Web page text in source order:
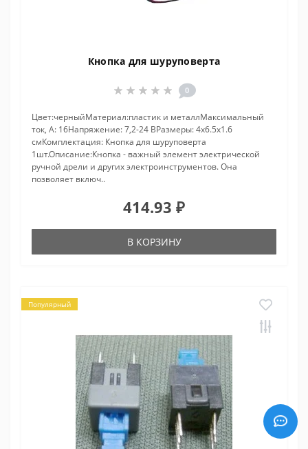
Кнопка для шуруповерта
0
Цвет:черныйМатериал:пластик и металлМаксимальный
ток, А: 16Напряжение: 7,2-24 ВРазмеры: 4x6.5x1.6
смКомплектация: Кнопка для шуруповерта
1шт.Описание:Кнопка - важный элемент электрической
ручной дрели и других электроинструментов. Она
позволяет включ..
414.93 ₽
В КОРЗИНУ
Популярный